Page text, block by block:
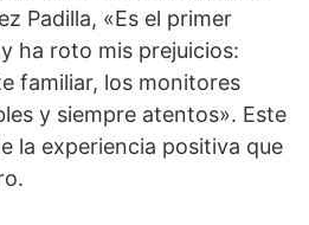
Padilla, «Es el primer
ha roto mis prejuicios:
familiar, los monitores
y siempre atentos». Este
la experiencia positiva que